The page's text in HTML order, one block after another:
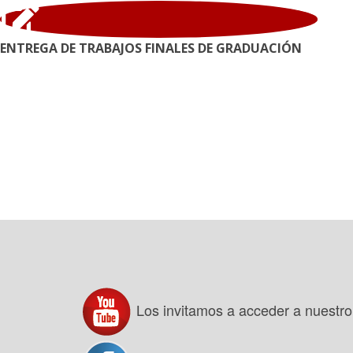
ENTREGA DE TRABAJOS FINALES DE GRADUACIÓN
Los invitamos a acceder a